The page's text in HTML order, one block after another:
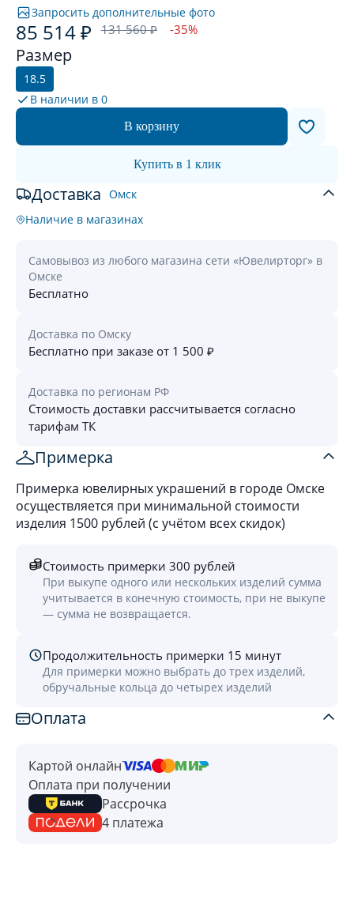
Запросить дополнительные фото
85 514 ₽ 131 560 ₽ -35%
Размер
18.5
В наличии в 0
В корзину
Купить в 1 клик
Доставка Омск
Наличие в магазинах
Самовывоз из любого магазина сети «Ювелирторг» в
Омске
Бесплатно
Доставка по Омску
Бесплатно при заказе от 1 500 ₽
Доставка по регионам РФ
Стоимость доставки рассчитывается согласно
тарифам ТК
Примерка
Примерка ювелирных украшений в городе Омске
осуществляется при минимальной стоимости
изделия 1500 рублей (с учётом всех скидок)
Стоимость примерки 300 рублей
При выкупе одного или нескольких изделий сумма
учитывается в конечную стоимость, при не выкупе
— сумма не возвращается.
Продолжительность примерки 15 минут
Для примерки можно выбрать до трех изделий,
обручальные кольца до четырех изделий
Оплата
Картой онлайн
Оплата при получении
Рассрочка
4 платежа